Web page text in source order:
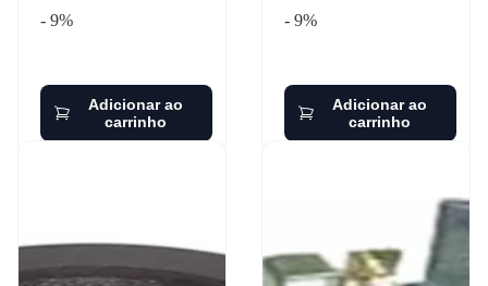
- 9%
Adicionar ao
carrinho
- 9%
Adicionar ao
carrinho